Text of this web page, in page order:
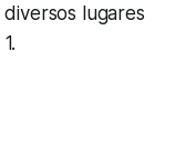
lugares